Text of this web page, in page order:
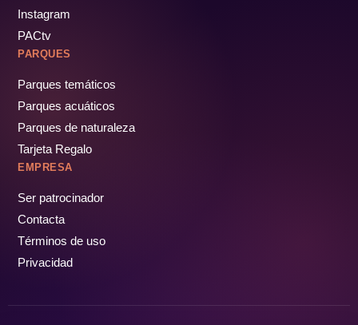
Instagram
PACtv
PARQUES
Parques temáticos
Parques acuáticos
Parques de naturaleza
Tarjeta Regalo
EMPRESA
Ser patrocinador
Contacta
Términos de uso
Privacidad